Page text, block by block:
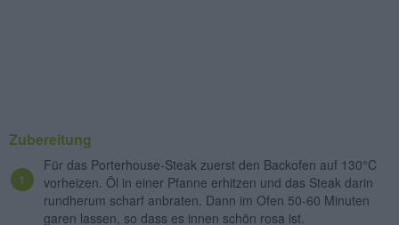
Zubereitung
Für das Porterhouse-Steak zuerst den Backofen auf 130°C
vorheizen. Öl in einer Pfanne erhitzen und das Steak darin
rundherum scharf anbraten. Dann im Ofen 50-60 Minuten
garen lassen, so dass es innen schön rosa ist.